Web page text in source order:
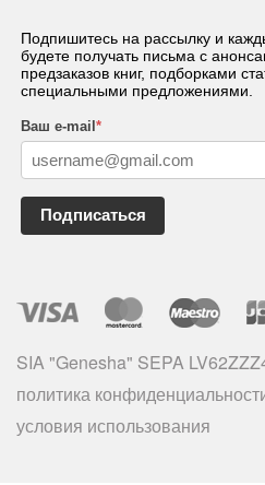
Подпишитесь на рассылку и
будете получать письма с
предзаказов книг, подборками
специальными предложениями.
Ваш e-mail *
Подписаться
SIA "Genesha" SEPA
политика
условия использования